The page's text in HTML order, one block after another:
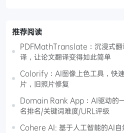
推荐阅读
PDFMathTranslate：沉浸式翻
译，让论文翻译变得如此简单
Colorify：AI图像上色工具，快
片，旧照片修复
Domain Rank App：AI驱动的
名排名/关键词难度/URL评级
Cohere AI: 基于人工智能的AI自